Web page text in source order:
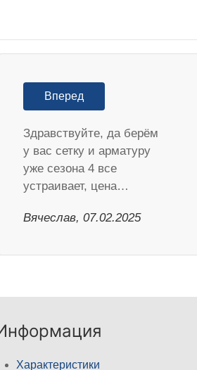
Вперед
Здравствуйте, да берём
у вас сетку и арматуру
уже сезона 4 все
устраивает, цена…
Вячеслав, 07.02.2025
Характеристики